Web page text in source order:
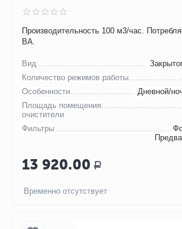
Производительность 100 м3/час.
ВА.
Вид
Количество режимов работы
Особенности
Дневной/
Площадь помещения
очистители
Фильтры
13 920.00 Р
Временно отсутствует